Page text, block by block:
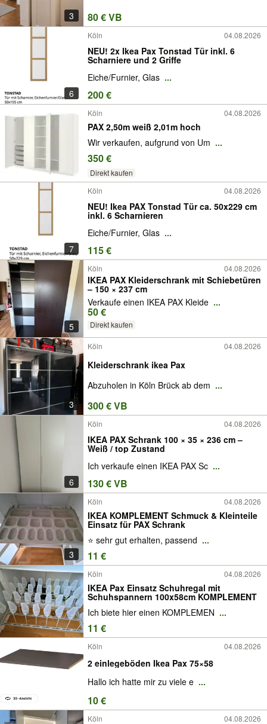
3 80 € VB
6
Köln 04.08.2026
NEU! 2x Ikea Pax Tonstad Tür inkl. 6
Scharniere und 2 Griffe
Eiche/Furnier, Glas ...
200 €
Köln 04.08.2026
PAX 2,50m weiß 2,01m hoch
Wir verkaufen, aufgrund von Um ...
350 €
Direkt kaufen
7
Köln 04.08.2026
NEU! Ikea PAX Tonstad Tür ca. 50x229 cm
inkl. 6 Scharnieren
Eiche/Furnier, Glas ...
115 €
5
Köln 04.08.2026
IKEA PAX Kleiderschrank mit Schiebetüren
– 150 × 237 cm
Verkaufe einen IKEA PAX Kleide ...
50 €
Direkt kaufen
3
Köln 04.08.2026
Kleiderschrank ikea Pax
Abzuholen in Köln Brück ab dem ...
300 € VB
6
Köln 04.08.2026
IKEA PAX Schrank 100 × 35 × 236 cm –
Weiß / top Zustand
Ich verkaufe einen IKEA PAX Sc ...
130 € VB
3
Köln 04.08.2026
IKEA KOMPLEMENT Schmuck & Kleinteile
Einsatz für PAX Schrank
⭐️ sehr gut erhalten, passend ...
11 €
Köln 04.08.2026
IKEA Pax Einsatz Schuhregal mit
Schuhspannern 100x58cm KOMPLEMENT
Ich biete hier einen KOMPLEMEN ...
11 €
Köln 04.08.2026
2 einlegeböden Ikea Pax 75×58
Hallo ich hatte mir zu viele e ...
10 €
Köln 04.08.2026